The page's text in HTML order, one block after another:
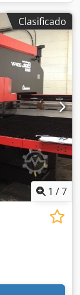
Clasificado
1 /7